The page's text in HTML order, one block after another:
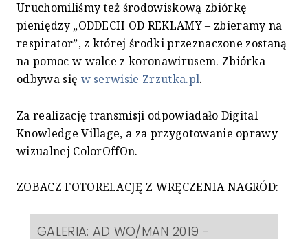
Uruchomiliśmy też środowiskową zbiórkę
pieniędzy „ODDECH OD REKLAMY – zbieramy na
respirator”, z której środki przeznaczone zostaną
na pomoc w walce z koronawirusem. Zbiórka
odbywa się w serwisie Zrzutka.pl.
Za realizację transmisji odpowiadało Digital
Knowledge Village, a za przygotowanie oprawy
wizualnej ColorOffOn.
ZOBACZ FOTORELACJĘ Z WRĘCZENIA NAGRÓD:
GALERIA: AD WO/MAN 2019 -